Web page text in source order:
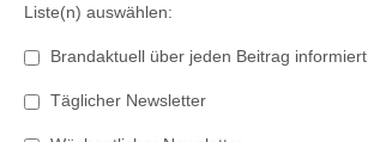
Liste(n) auswählen:
Brandaktuell über jeden Beitrag informiert
Täglicher Newsletter